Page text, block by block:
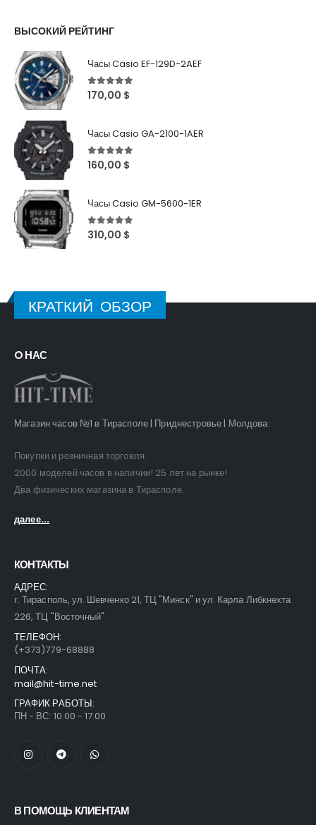
ВЫСОКИЙ РЕЙТИНГ
Часы Casio EF-129D-2AEF
5out of 5
170,00 $
Часы Casio GA-2100-1AER
5out of 5
160,00 $
Часы Casio GM-5600-1ER
5out of 5
310,00 $
КРАТКИЙ ОБЗОР
O НАС
Магазин часов №1 в Тирасполе | Приднестровье | Молдова.
Покупки и розничная торговля.
2000 моделей часов в наличии! 25 лет на рынке!
Два физических магазина в Тирасполе.
далее...
КОНТАКТЫ
АДРЕС:
г. Тирасполь, ул. Шевченко 21, ТЦ "Минск" и ул. Карла Либкнехта
226, ТЦ "Восточный"
ТЕЛЕФОН:
(+373)779-68888
ПОЧТА:
mail@hit-time.net
ГРАФИК РАБОТЫ:
ПН - ВС: 10.00 - 17.00
В ПОМОЩЬ КЛИЕНТАМ